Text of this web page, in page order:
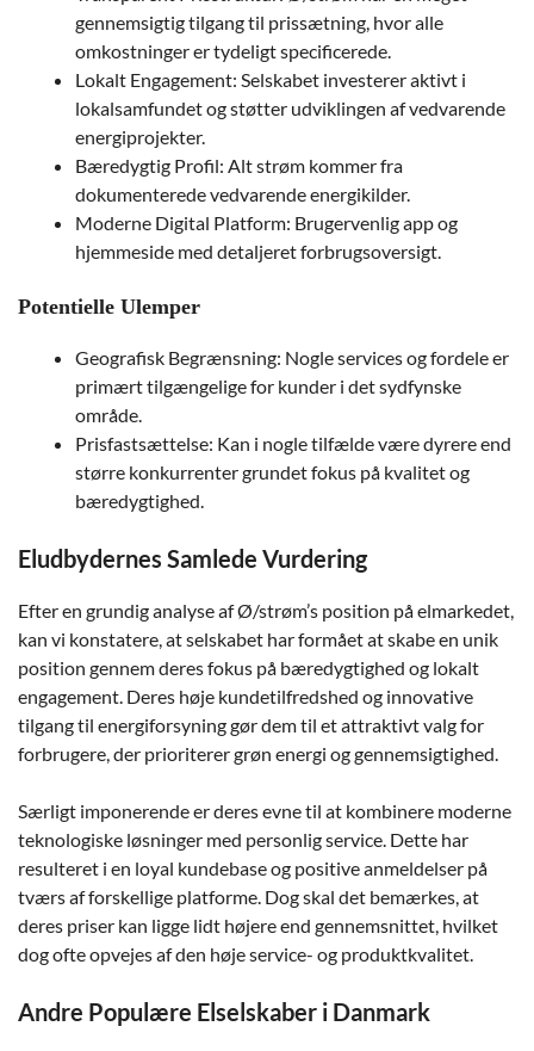
gennemsigtig tilgang til prissætning, hvor alle
omkostninger er tydeligt specificerede.
Lokalt Engagement: Selskabet investerer aktivt i
lokalsamfundet og støtter udviklingen af vedvarende
energiprojekter.
Bæredygtig Profil: Alt strøm kommer fra
dokumenterede vedvarende energikilder.
Moderne Digital Platform: Brugervenlig app og
hjemmeside med detaljeret forbrugsoversigt.
Potentielle Ulemper
Geografisk Begrænsning: Nogle services og fordele er
primært tilgængelige for kunder i det sydfynske
område.
Prisfastsættelse: Kan i nogle tilfælde være dyrere end
større konkurrenter grundet fokus på kvalitet og
bæredygtighed.
Eludbydernes Samlede Vurdering
Efter en grundig analyse af Ø/strøm’s position på elmarkedet,
kan vi konstatere, at selskabet har formået at skabe en unik
position gennem deres fokus på bæredygtighed og lokalt
engagement. Deres høje kundetilfredshed og innovative
tilgang til energiforsyning gør dem til et attraktivt valg for
forbrugere, der prioriterer grøn energi og gennemsigtighed.
Særligt imponerende er deres evne til at kombinere moderne
teknologiske løsninger med personlig service. Dette har
resulteret i en loyal kundebase og positive anmeldelser på
tværs af forskellige platforme. Dog skal det bemærkes, at
deres priser kan ligge lidt højere end gennemsnittet, hvilket
dog ofte opvejes af den høje service- og produktkvalitet.
Andre Populære Elselskaber i Danmark